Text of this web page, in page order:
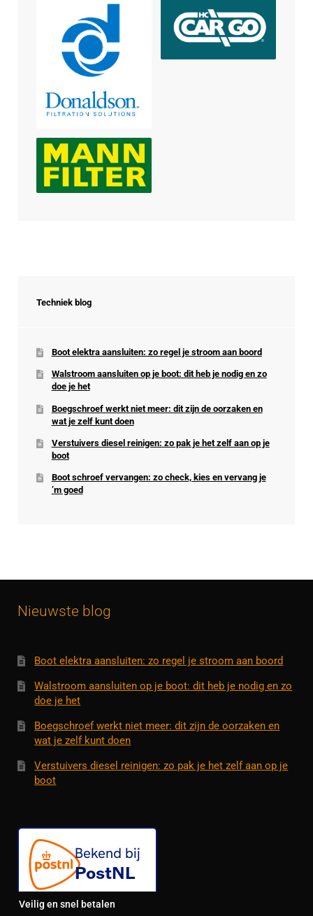
Techniek blog
Boot elektra aansluiten: zo regel je stroom aan boord
Walstroom aansluiten op je boot: dit heb je nodig en zo
doe je het
Boegschroef werkt niet meer: dit zijn de oorzaken en
wat je zelf kunt doen
Verstuivers diesel reinigen: zo pak je het zelf aan op je
boot
Boot schroef vervangen: zo check, kies en vervang je
’m goed
Nieuwste blog
Boot elektra aansluiten: zo regel je stroom aan boord
Walstroom aansluiten op je boot: dit heb je nodig en zo
doe je het
Boegschroef werkt niet meer: dit zijn de oorzaken en
wat je zelf kunt doen
Verstuivers diesel reinigen: zo pak je het zelf aan op je
boot
Veilig en snel betalen